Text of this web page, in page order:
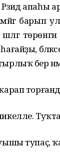
апаһы
бер
Туҡтауһыҙ
тупаҫ,